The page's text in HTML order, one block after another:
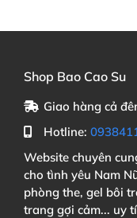
Shop Bao Cao Su
Giao hàng cả
Hotline:
Website chuyên
cho tình yêu Nam
phòng the, gel bôi
trang gợi cảm... uy